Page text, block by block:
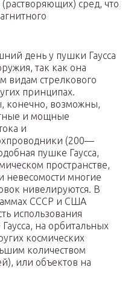
сред, что
день у пушки Гаусса
так как она
видам стрелкового
принципах.
конечно, возможны,
и мощные
и
(200—
пушке Гаусса,
пространстве,
невесомости многие
нивелируются. В
СССР и США
использования
на орбитальных
космических
количеством
или объектов на